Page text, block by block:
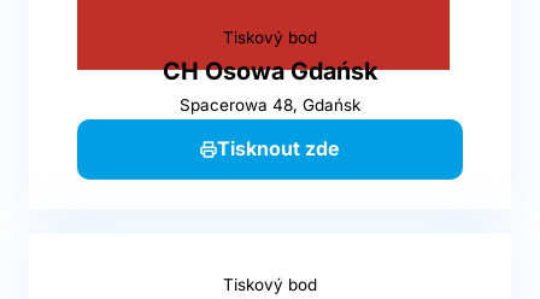
Tiskový bod
CH Osowa Gdańsk
Spacerowa 48, Gdańsk
Tisknout zde
Tiskový bod